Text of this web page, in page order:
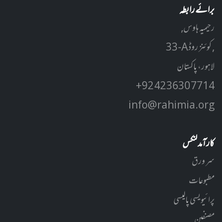
برائے رابطہ
رحیمیہ ہاوس,
33-A کوئنز روڈ ,
لاہور، پاکستان
+92 42 3630 7714
info@rahimia.org
کارآمد لنکس
سر ورق
مطبوعات
پرائیویسی پالیسی